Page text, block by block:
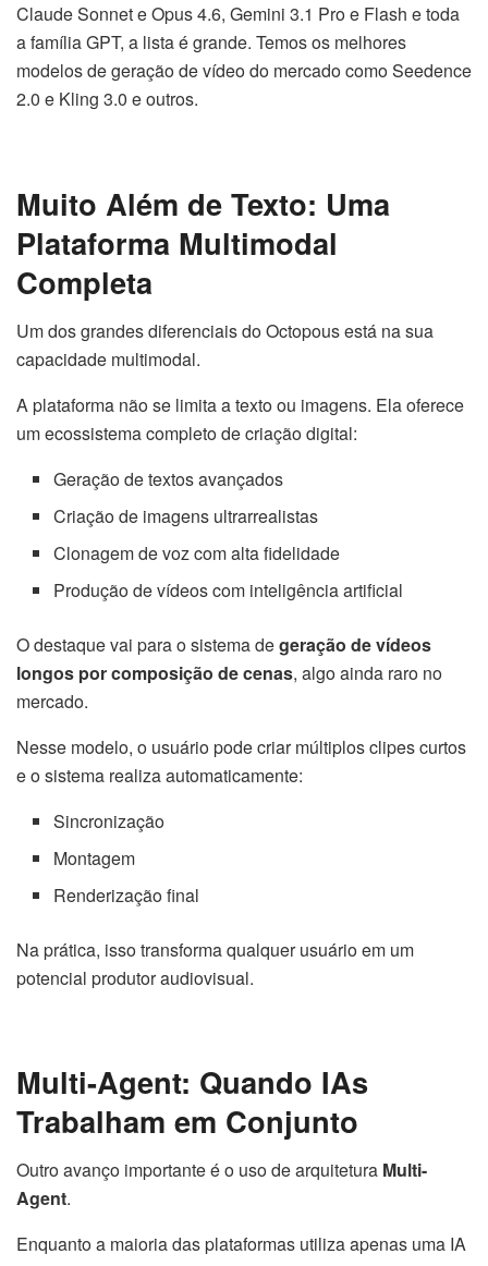
Claude Sonnet e Opus 4.6, Gemini 3.1 Pro e Flash e toda
a família GPT, a lista é grande. Temos os melhores
modelos de geração de vídeo do mercado como Seedence
2.0 e Kling 3.0 e outros.
Muito Além de Texto: Uma
Plataforma Multimodal
Completa
Um dos grandes diferenciais do Octopous está na sua
capacidade multimodal.
A plataforma não se limita a texto ou imagens. Ela oferece
um ecossistema completo de criação digital:
Geração de textos avançados
Criação de imagens ultrarrealistas
Clonagem de voz com alta fidelidade
Produção de vídeos com inteligência artificial
O destaque vai para o sistema degeração de vídeos
longos por composição de cenas, algo ainda raro no
mercado.
Nesse modelo, o usuário pode criar múltiplos clipes curtos
e o sistema realiza automaticamente:
Sincronização
Montagem
Renderização final
Na prática, isso transforma qualquer usuário em um
potencial produtor audiovisual.
Multi-Agent: Quando IAs
Trabalham em Conjunto
Outro avanço importante é o uso de arquitetura Multi-
Agent.
Enquanto a maioria das plataformas utiliza apenas uma IA